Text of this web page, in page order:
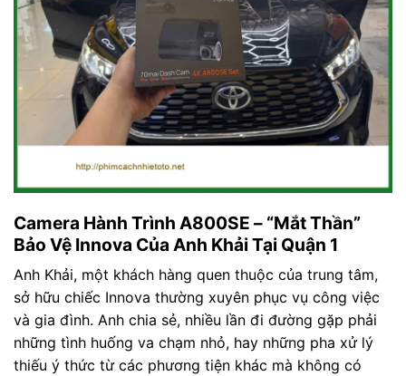
Camera Hành Trình A800SE – “Mắt Thần”
Bảo Vệ Innova Của Anh Khải Tại Quận 1
Anh Khải, một khách hàng quen thuộc của trung tâm,
sở hữu chiếc Innova thường xuyên phục vụ công việc
và gia đình. Anh chia sẻ, nhiều lần đi đường gặp phải
những tình huống va chạm nhỏ, hay những pha xử lý
thiếu ý thức từ các phương tiện khác mà không có